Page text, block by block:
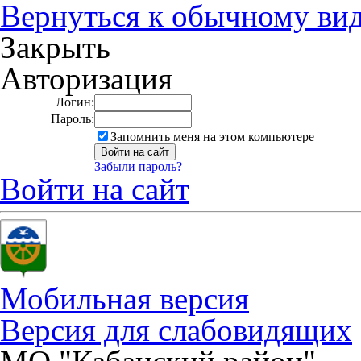
Вернуться к обычному
Закрыть
Авторизация
Логин:
Пароль:
Запомнить меня на этом компьютере
Забыли пароль?
Войти на сайт
Мобильная версия
Версия для слабовидящих